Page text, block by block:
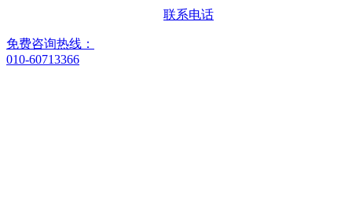
联系电话
免费咨询热线：
010-60713366